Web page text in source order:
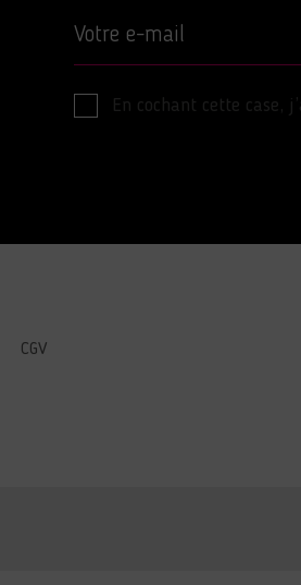
Votre e-mail
En cochant cette case,
CGV